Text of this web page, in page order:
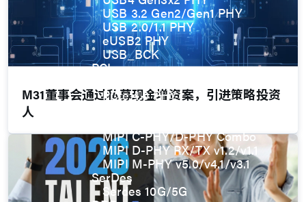
USB 3.2 Gen2/Gen1 PHY
USB 2.0/1.1 PHY
eUSB2 PHY
USB_BCK
PCIe
PCIe 4.0 PHY
MIPI C-PHY/D-PHY Combo
MIPI D-PHY RX/TX v1.2/v1.1
MIPI M-PHY v5.0/v4.1/v3.1
SerDes
Serdes 10G/5G
M31董事会通过私募现金增资案，引进策略投资
人